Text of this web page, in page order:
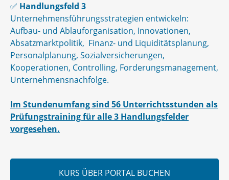
✅ Handlungsfeld 3
Unternehmensführungsstrategien entwickeln:
Aufbau- und Ablauforganisation, Innovationen,
Absatzmarktpolitik, Finanz- und Liquiditätsplanung,
Personalplanung, Sozialversicherungen,
Kooperationen, Controlling, Forderungsmanagement,
Unternehmensnachfolge.
Im Stundenumfang sind 56 Unterrichtsstunden als
Prüfungstraining für alle 3 Handlungsfelder
vorgesehen.
KURS ÜBER PORTAL BUCHEN